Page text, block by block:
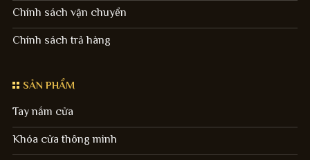
Chính sách vận chuyển
Chính sách trả hàng
SẢN PHẨM
Tay nắm cửa
Khóa cửa thông minh